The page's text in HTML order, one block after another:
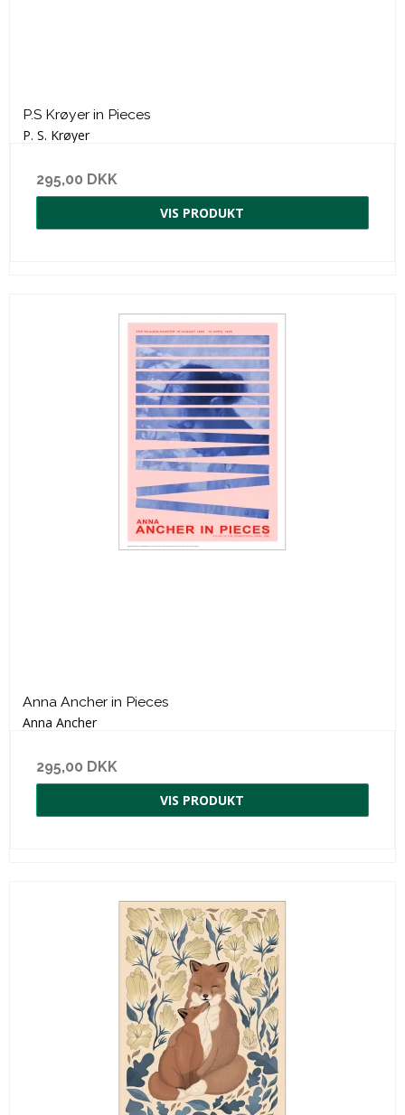
P.S Krøyer in Pieces
P. S. Krøyer
295,00 DKK
VIS PRODUKT
Anna Ancher in Pieces
Anna Ancher
295,00 DKK
VIS PRODUKT